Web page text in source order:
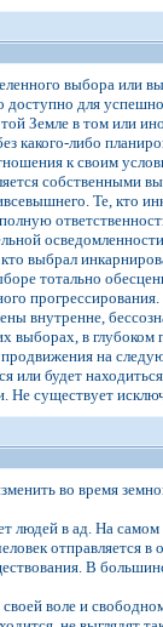
выбора
для
Земле в том или
какого-либо
к своим
Те, кто
выбрал
тотально
внутренне,
в
на
или будет
существует
во время
в ад. На
отправляется
В
воле и